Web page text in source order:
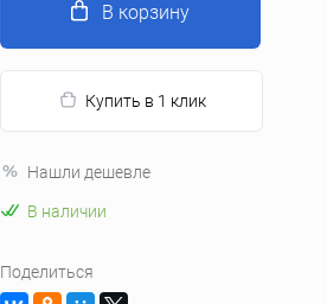
В корзину
Купить в 1 клик
Нашли дешевле
В наличии
Поделиться